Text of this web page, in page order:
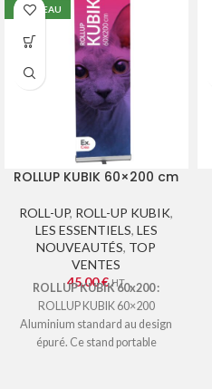
NOUVEAU
ROLLUP KUBIK 60×200 cm
ROLL-UP, ROLL-UP KUBIK,
LES ESSENTIELS, LES
NOUVEAUTÉS, TOP
VENTES
45.00€ HT
ROLLUP KUBIK 60x200 :
ROLLUP KUBIK 60×200
Aluminium standard au design
épuré. Ce stand portable